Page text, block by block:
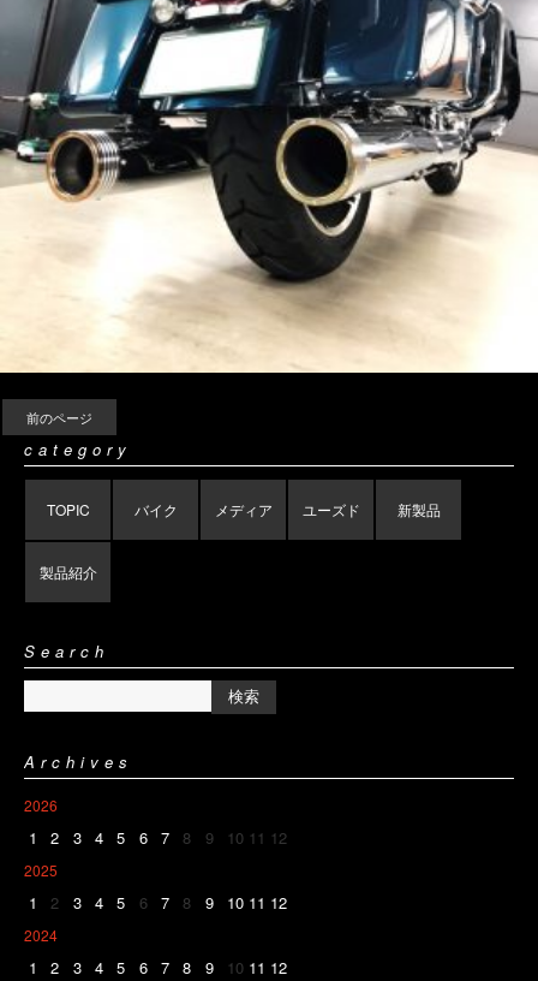
前のページ
category
TOPIC バイク メディア ユーズド 新製品
製品紹介
Search
Archives
2026
1 2 3 4 5 6 7 8 9 10 11 12
2025
1 2 3 4 5 6 7 8 9 10 11 12
2024
1 2 3 4 5 6 7 8 9 10 11 12